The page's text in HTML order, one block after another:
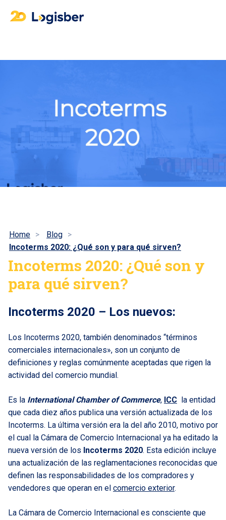
Home
Blog
Incoterms 2020: ¿Qué son y para qué sirven?
Incoterms 2020: ¿Qué son y
para qué sirven?
Incoterms 2020 – Los nuevos:
Los Incoterms 2020, también denominados “términos
comerciales internacionales», son un conjunto de
definiciones y reglas comúnmente aceptadas que rigen la
actividad del comercio mundial.
Es la International Chamber of Commerce, ICC la entidad
que cada diez años publica una versión actualizada de los
Incoterms. La última versión era la del año 2010, motivo por
el cual la Cámara de Comercio Internacional ya ha editado la
nueva versión de los Incoterms 2020. Esta edición incluye
una actualización de las reglamentaciones reconocidas que
definen las responsabilidades de los compradores y
vendedores que operan en el comercio exterior.
La Cámara de Comercio Internacional es consciente que